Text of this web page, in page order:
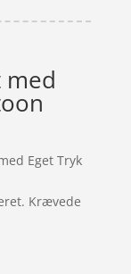
med
Eget Tryk
Krævede